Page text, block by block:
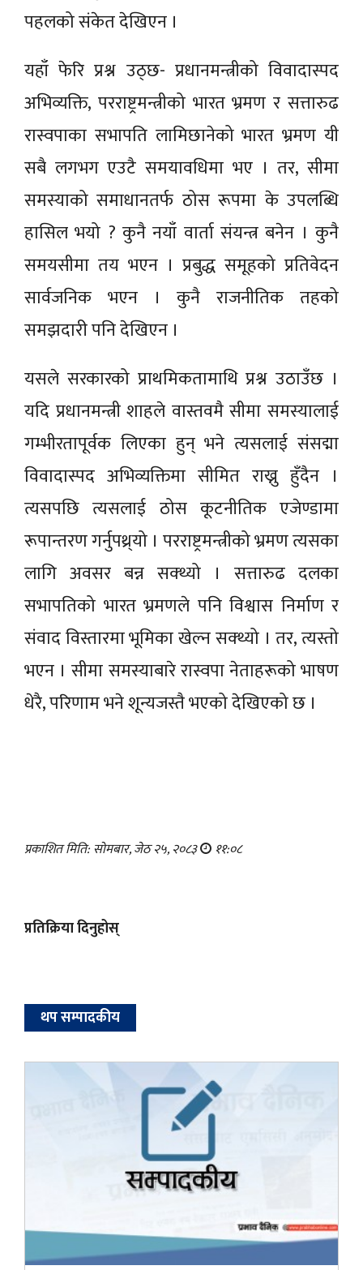
पहलको संकेत देखिएन ।
यहाँ फेरि प्रश्न उठ्छ- प्रधानमन्त्रीको विवादास्पद
अभिव्यक्ति, परराष्ट्रमन्त्रीको भारत भ्रमण र सत्तारुढ
रास्वपाका सभापति लामिछानेको भारत भ्रमण यी
सबै लगभग एउटै समयावधिमा भए । तर, सीमा
समस्याको समाधानतर्फ ठोस रूपमा के उपलब्धि
हासिल भयो ? कुनै नयाँ वार्ता संयन्त्र बनेन । कुनै
समयसीमा तय भएन । प्रबुद्ध समूहको प्रतिवेदन
सार्वजनिक भएन । कुनै राजनीतिक तहको
समझदारी पनि देखिएन ।
यसले सरकारको प्राथमिकतामाथि प्रश्न उठाउँछ ।
यदि प्रधानमन्त्री शाहले वास्तवमै सीमा समस्यालाई
गम्भीरतापूर्वक लिएका हुन् भने त्यसलाई संसद्मा
विवादास्पद अभिव्यक्तिमा सीमित राख्नु हुँदैन ।
त्यसपछि त्यसलाई ठोस कूटनीतिक एजेण्डामा
रूपान्तरण गर्नुपथ्र्यो । परराष्ट्रमन्त्रीको भ्रमण त्यसका
लागि अवसर बन्न सक्थ्यो । सत्तारुढ दलका
सभापतिको भारत भ्रमणले पनि विश्वास निर्माण र
संवाद विस्तारमा भूमिका खेल्न सक्थ्यो । तर, त्यस्तो
भएन । सीमा समस्याबारे रास्वपा नेताहरूको भाषण
धेरै, परिणाम भने शून्यजस्तै भएको देखिएको छ ।
प्रकाशित मिति: सोमबार, जेठ २५, २०८३ ११:०८
प्रतिक्रिया दिनुहोस्
थप सम्पादकीय